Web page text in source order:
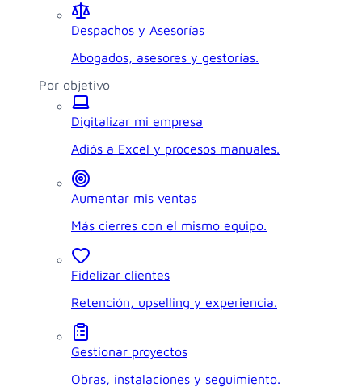
Despachos y Asesorías
Abogados, asesores y gestorías.
Por objetivo
Digitalizar mi empresa
Adiós a Excel y procesos manuales.
Aumentar mis ventas
Más cierres con el mismo equipo.
Fidelizar clientes
Retención, upselling y experiencia.
Gestionar proyectos
Obras, instalaciones y seguimiento.